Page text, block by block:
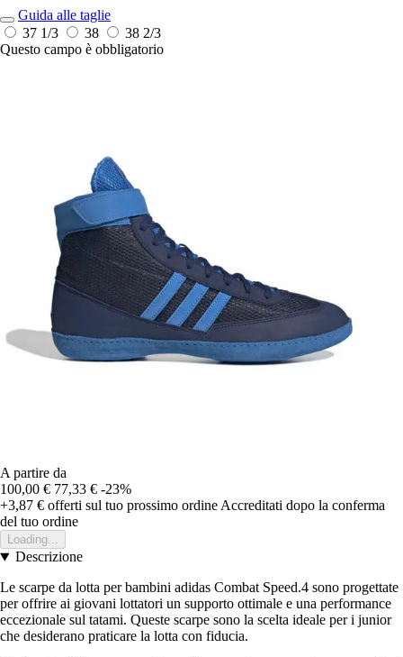
Guida alle taglie
37 1/3
38
38 2/3
Questo campo è obbligatorio
A partire da
100,00 € 77,33 € -23%
+3,87 € offerti sul tuo prossimo ordineAccreditati dopo la conferma
del tuo ordine
Loading...
Descrizione
Le scarpe da lotta per bambini adidas Combat Speed.4 sono progettate
per offrire ai giovani lottatori un supporto ottimale e una performance
eccezionale sul tatami. Queste scarpe sono la scelta ideale per i junior
che desiderano praticare la lotta con fiducia.